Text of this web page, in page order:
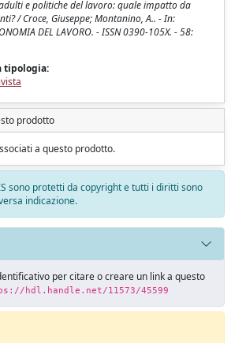
e politiche del lavoro: quale impatto da
/ Croce, Giuseppe; Montanino, A.. - In:
DEL LAVORO. - ISSN 0390-105X. - 58:
tipologia:
prodotto
a questo prodotto.
sono protetti da copyright e tutti i diritti sono
indicazione.
per citare o creare un link a questo
hdl.handle.net/11573/45599